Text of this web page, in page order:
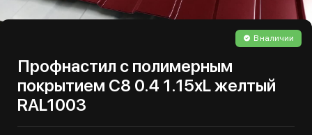
В наличии
Профнастил с полимерным
покрытием С8 0.4 1.15хL желтый
RAL1003